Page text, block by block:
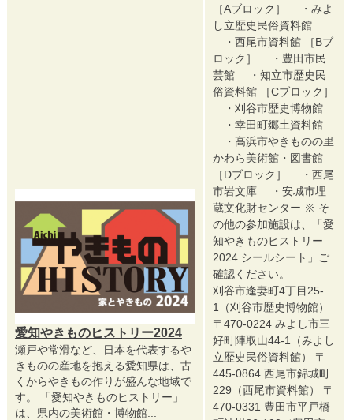
愛知やきものヒストリー2024
瀬戸や常滑など、日本を代表するや
きものの産地を抱える愛知県は、古
くからやきもの作りが盛んな地域で
す。 「愛知やきものヒストリー」
は、県内の美術館・博物館...
［Aブロック］ ・みよ
し立歴史民俗資料館
・西尾市資料館 ［Bブ
ロック］ ・豊田市民
芸館 ・知立市歴史民
俗資料館 ［Cブロック］
・刈谷市歴史博物館
・幸田町郷土資料館
・高浜市やきものの里
かわら美術館・図書館
［Dブロック］ ・西尾
市岩文庫 ・安城市埋
蔵文化財センター ※ そ
の他の参加施設は、「愛
知やきものヒストリー
2024 シールシート」ご
確認ください。
刈谷市逢妻町4丁目25-
1（刈谷市歴史博物館）
〒470-0224 みよし市三
好町陣取山44-1（みよし
立歴史民俗資料館） 〒
445-0864 西尾市錦城町
229（西尾市資料館） 〒
470-0331 豊田市平戸橋